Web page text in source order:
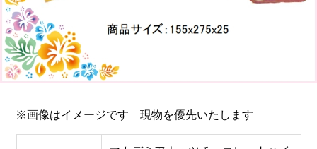
※画像はイメージです 現物を優先いたします